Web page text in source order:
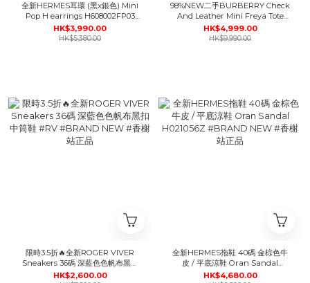
全新HERMES耳環 (黑x銀色) Mini
Pop H earrings H608002FP03
#BRAND NEW #香榭站正品
HK$3,990.00
HK$5,380.00
98%NEW二手BURBERRY Check
And Leather Mini Freya Tote
正品
HK$4,999.00
HK$9,990.00
限時3.5折🔥全新ROGER VIVER
Sneakers 36碼 深藍色色帆布黑扣
中筒鞋 #RV #BRAND NEW #香
HK$2,600.00
全新HERMES拖鞋 40碼 金棕色牛
皮 / 平底涼鞋 Oran Sandal
H021056Z #BRAND NEW #香榭HK$4,680.00